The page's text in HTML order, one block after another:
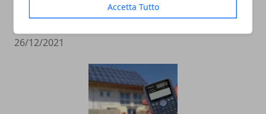
Accetta Tutto
La rata del mutuo può aumentare?
26/12/2021